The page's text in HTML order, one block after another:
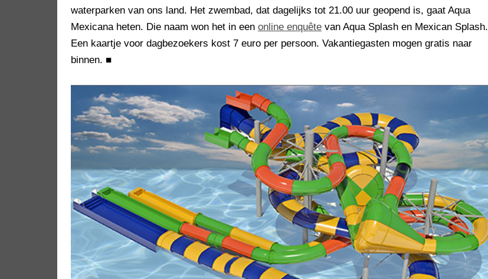
waterparken van ons land. Het zwembad, dat dagelijks tot 21.00 uur geopend is, gaat Aqua
Mexicana heten. Die naam won het in een online enquête van Aqua Splash en Mexican Splash.
Een kaartje voor dagbezoekers kost 7 euro per persoon. Vakantiegasten mogen gratis naar
binnen. ■